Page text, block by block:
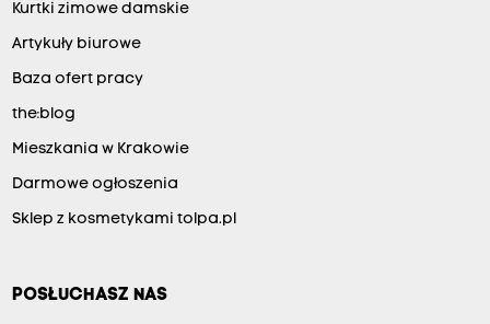
Kurtki zimowe damskie
Artykuły biurowe
Baza ofert pracy
the:blog
Mieszkania w Krakowie
Darmowe ogłoszenia
Sklep z kosmetykami tolpa.pl
POSŁUCHASZ NAS